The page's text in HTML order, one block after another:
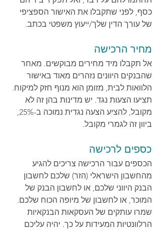
כסף, לפני שתקבלו את האישור הספציפי
של עורך הדין שלך/ייעוץ משפטי בכתב.
מחיר הרכישה
אל תקבלו מיד מחירים מבוקשים. מאחר
שהבנקים היוונים נזהרים מאוד באישור
הלוואות לבית, מזומן הוא מנוף חזק למיקוח.
תציעו הצעות נגד. יש מדינות בהן זה לא
מקובל, להציע הצעה נגדית נמוכה ב-25%,
ביוון זה לגמרי מקובל.
כספים לרכישה
הכספים עבור הרכישה צריכים להגיע
מהחשבון הישראלי (הזר) שלכם לחשבון
הבנק היווני שלכם, או לחשבון הבנק של
המוכר, או לחשבון של מיופה הכוח שלכם.
שמרו עותקים של העסקאות הבנקאיות
הרלוונטיות המעידות על כך. יהיה עליכם